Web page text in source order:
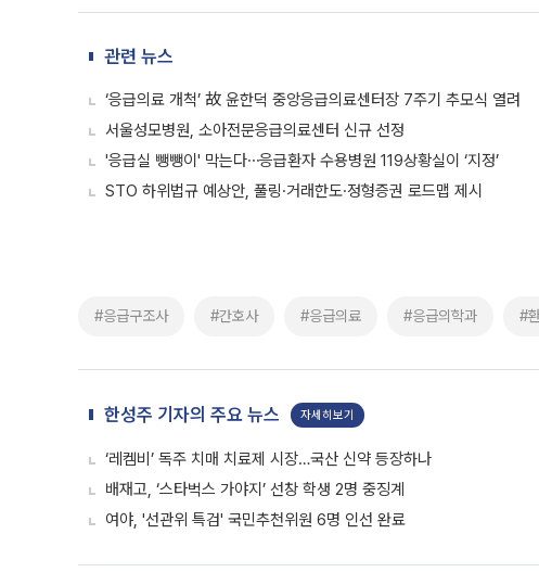
관련 뉴스
‘응급의료 개척’ 故 윤한덕 중앙응급의료센터장 7주기 추모식 열려
서울성모병원, 소아전문응급의료센터 신규 선정
'응급실 뺑뺑이' 막는다⋯응급환자 수용병원 119상황실이 ‘지정’
STO 하위법규 예상안, 풀링·거래한도·정형증권 로드맵 제시
#응급구조사 #간호사 #응급의료 #응급의학과 #
한성주 기자의 주요 뉴스 자세히보기
‘레켐비’ 독주 치매 치료제 시장…국산 신약 등장하나
배재고, ‘스타벅스 가야지’ 선창 학생 2명 중징계
여야, '선관위 특검' 국민추천위원 6명 인선 완료